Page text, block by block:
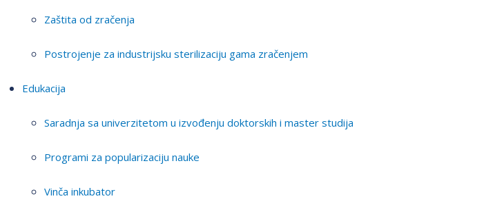
Zaštita od zračenja
Postrojenje za industrijsku sterilizaciju gama zračenjem
Edukacija
Saradnja sa univerzitetom u izvođenju doktorskih i master studija
Programi za popularizaciju nauke
Vinča inkubator